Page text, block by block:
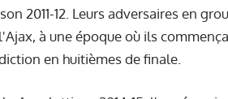
2011-12. Leurs adversaires en
à une époque où ils
en huitièmes de finale.